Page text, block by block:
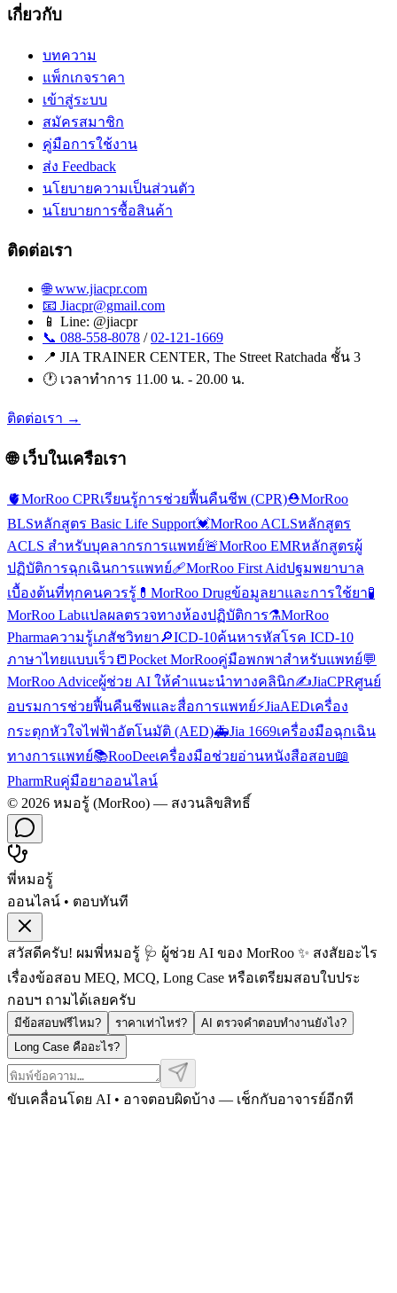
เกี่ยวกับ
บทความ
แพ็กเกจราคา
เข้าสู่ระบบ
สมัครสมาชิก
คู่มือการใช้งาน
ส่ง Feedback
นโยบายความเป็นส่วนตัว
นโยบายการซื้อสินค้า
ติดต่อเรา
🌐 www.jiacpr.com
📧 Jiacpr@gmail.com
📱 Line: @jiacpr
📞 088-558-8078 /02-121-1669
📍 JIA TRAINER CENTER, The Street Ratchada ชั้น 3
🕐 เวลาทำการ 11.00 น. - 20.00 น.
ติดต่อเรา →
🌐 เว็บในเครือเรา
🫀MorRoo CPRเรียนรู้การช่วยฟื้นคืนชีพ (CPR)⛑️MorRoo
BLSหลักสูตร Basic Life Support💓MorRoo ACLSหลักสูตร
ACLS สำหรับบุคลากรการแพทย์🚨MorRoo EMRหลักสูตรผู้
ปฏิบัติการฉุกเฉินการแพทย์🩹MorRoo First Aidปฐมพยาบาล
เบื้องต้นที่ทุกคนควรรู้ 💊 MorRoo Drugข้อมูลยาและการใช้ยา🧪
MorRoo Labแปลผลตรวจทางห้องปฏิบัติการ⚗️MorRoo
Pharmaความรู้เภสัชวิทยา🔎ICD-10ค้นหารหัสโรค ICD-10
ภาษาไทยแบบเร็ว 📒Pocket MorRooคู่มือพกพาสำหรับแพทย์💬
MorRoo Adviceผู้ช่วย AI ให้คำแนะนำทางคลินิก✍️JiaCPRศูนย์
อบรมการช่วยฟื้นคืนชีพและสื่อการแพทย์⚡JiaAEDเครื่อง
กระตุกหัวใจไฟฟ้าอัตโนมัติ (AED)🚑Jia 1669เครื่องมือฉุกเฉิน
ทางการแพทย์📚RooDeeเครื่องมือช่วยอ่านหนังสือสอบ📖
PharmRuคู่มือยาออนไลน์
© 2026 หมอรู้ (MorRoo) — สงวนลิขสิทธิ์
พี่หมอรู้
ออนไลน์ • ตอบทันที
สวัสดีครับ! ผมพี่หมอรู้ 🩺 ผู้ช่วย AI ของ MorRoo ✨ สงสัยอะไร
เรื่องข้อสอบ MEQ, MCQ, Long Case หรือเตรียมสอบใบประ
กอบฯ ถามได้เลยครับ
มีข้อสอบฟรีไหม? ราคาเท่าไหร่?
AI ตรวจคำตอบทำงานยังไง?
Long Case คืออะไร?
ขับเคลื่อนโดย AI • อาจตอบผิดบ้าง — เช็กกับอาจารย์อีกที